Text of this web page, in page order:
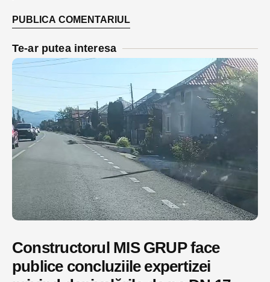
Te-ar putea interesa
Constructorul MIS GRUP face
publice concluziile expertizei